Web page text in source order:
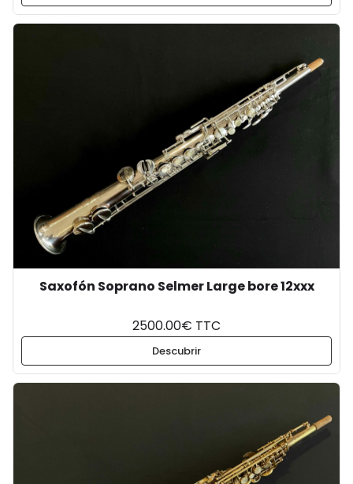
Saxofón Soprano Selmer Large bore 12xxx
2500.00€ TTC
Descubrir